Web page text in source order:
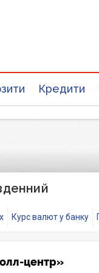
Кредити
Курс валют у банку
центр»